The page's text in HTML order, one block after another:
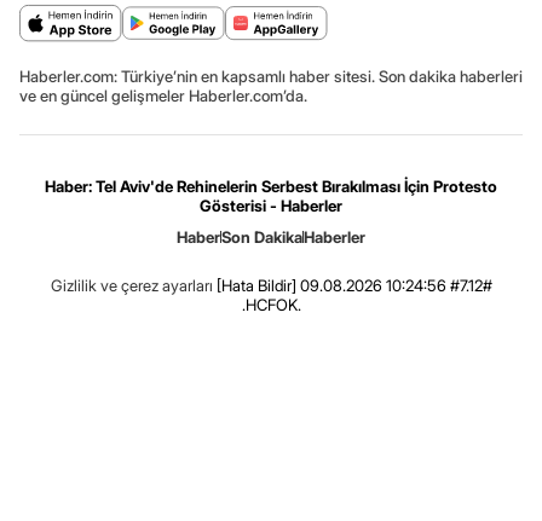
Haberler.com: Türkiye’nin en kapsamlı haber sitesi. Son dakika haberleri
ve en güncel gelişmeler Haberler.com’da.
Haber: Tel Aviv'de Rehinelerin Serbest Bırakılması İçin Protesto
Gösterisi - Haberler
HaberSon DakikaHaberler
Gizlilik ve çerez ayarları [Hata Bildir] 09.08.2026 10:24:56 #7.12#
.HCFOK.